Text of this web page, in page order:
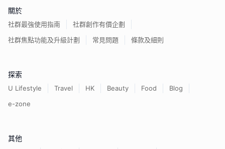
關於
社群最強使用指南
社群創作有價企劃
社群焦點功能及升級計劃
常見問題 條款及細則
探索
U Lifestyle Travel HK Beauty Food
Blog
e-zone
其他